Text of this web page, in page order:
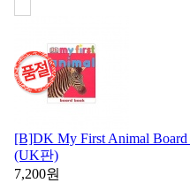
[B]DK My First Animal
(UK판)
7,200원